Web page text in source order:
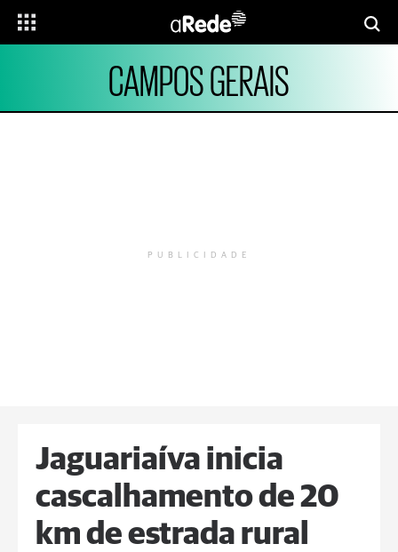
CAMPOS GERAIS
PUBLICIDADE
Jaguariaíva inicia
cascalhamento de 20
km de estrada rural